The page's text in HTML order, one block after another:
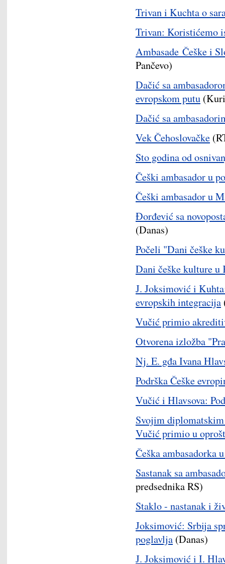
Trivan i Kuchta o
Trivan: Koristićemo
Ambasade Češke i
Pančevo)
Dačić sa
evropskom putu
Dačić sa
Vek Čehoslovačke
Sto godina od
Češki ambasador u
Češki ambasador u
Đorđević sa
(Danas)
Počeli "Dani češke
Dani češke kulture u
J. Joksimović i
evropskih integracija
Vučić primio
Otvorena izložba
Nj. E. gđa Ivana
Podrška Češke
Vučić i Hlavsova:
Svojim
Vučić primio u
Češka ambasadorka
Sastanak sa
predsednika RS)
Staklo - nastanak i
Joksimović: Srbija
poglavlja (Danas)
J. Joksimović i I.